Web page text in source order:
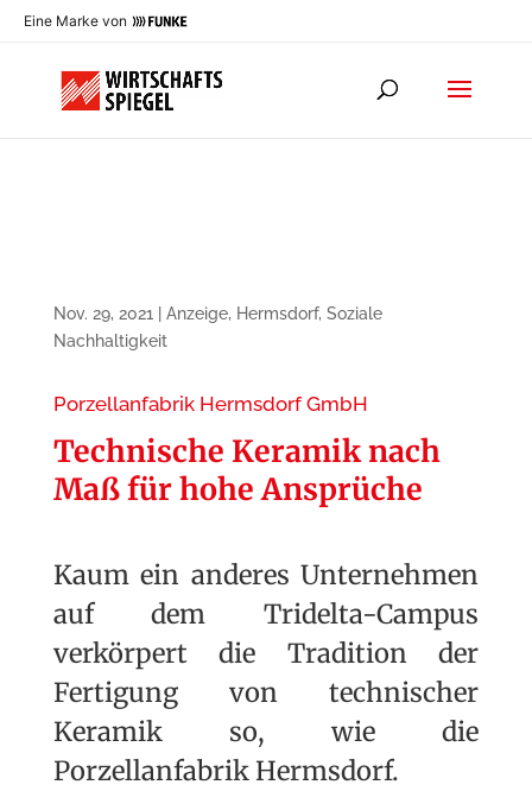
Eine Marke von
Nov. 29, 2021 Anzeige, Hermsdorf, Soziale
Nachhaltigkeit
Porzellanfabrik Hermsdorf GmbH
Technische Keramik nach
Maß für hohe Ansprüche
Kaum ein anderes Unternehmen
auf dem Tridelta-Campus
verkörpert die Tradition der
Fertigung von technischer
Keramik so, wie die
Porzellanfabrik Hermsdorf.